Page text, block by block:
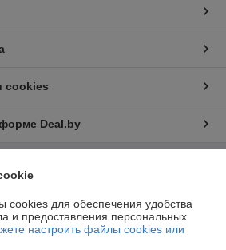
cookies
Deal.by
Технолоджи»
д.13, к.519
192123248
для обеспечения удобства
и предоставления персональных
настроить файлы cookies или